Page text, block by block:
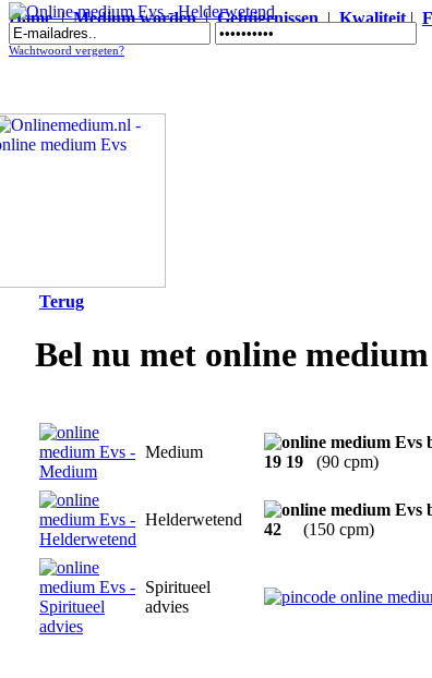
Home|Medium worden|Getuigenissen|Kwaliteit|
Online medium Evs - Helderwetend
Wachtwoord vergeten?
Terug
Bel nu met online
Medium
19 19
(90 cpm)
Helderwetend
42
(150 cpm)
Spiritueel
advies